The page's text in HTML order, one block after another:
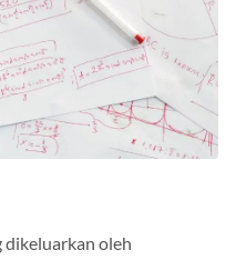
oleh